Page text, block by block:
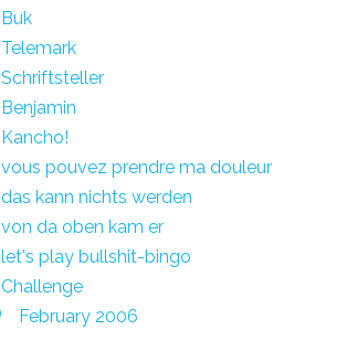
Buk
Telemark
Schriftsteller
Benjamin
Kancho!
vous pouvez prendre ma douleur
das kann nichts werden
von da oben kam er
let's play bullshit-bingo
Challenge
February 2006